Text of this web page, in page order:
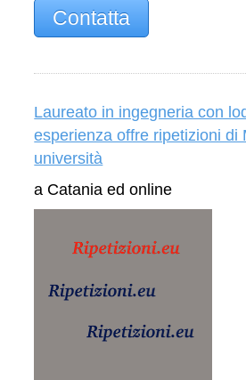
Contatta
Laureato in ingegneria con
esperienza offre ripetizioni di
università
a Catania ed online